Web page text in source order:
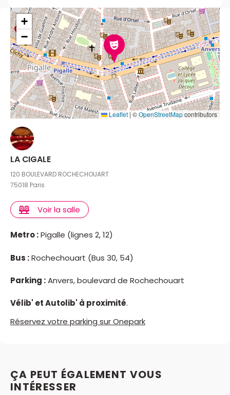
+
−
Leaflet | ©OpenStreetMapcontributors
LA CIGALE
120 BOULEVARD ROCHECHOUART
75018 Paris
Voir la salle
Metro :Pigalle (lignes 2, 12)
Bus :Rochechouart (Bus 30, 54)
Parking :Anvers, boulevard de Rochechouart
Vélib' et Autolib' à proximité.
Réservez votre parking sur Onepark
ÇA PEUT ÉGALEMENT VOUS
INTÉRESSER